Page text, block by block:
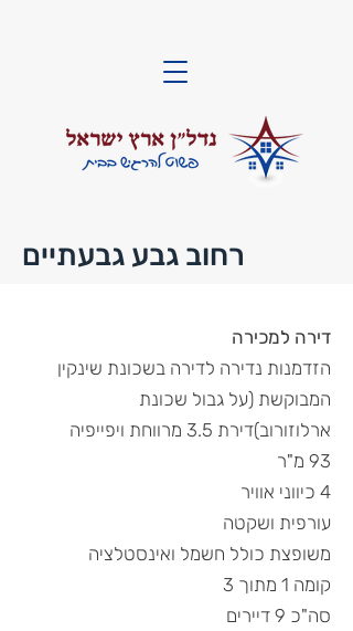
רחוב גבע גבעתיים
דירה למכירה
הזדמנות נדירה לדירה בשכונת שינקין
המבוקשת (על גבול שכונת
ארלוזורוב)דירת 3.5 מרווחת ויפייפיה
93 מ"ר
4 כיווני אוויר
עורפית ושקטה
משופצת כולל חשמל ואינסטלציה
קומה 1 מתוך 3
סה"כ 9 דיירים